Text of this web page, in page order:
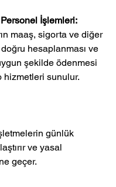
İşlemleri:
maaş, sigorta ve diğer
doğru hesaplanması ve
şekilde ödenmesi
hizmetleri sunulur.
günlük
ve yasal
geçer.